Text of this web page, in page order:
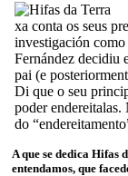
xa conta os seus
investigación como
Fernández decidiu
pai (e
Di que o seu
poder endereitalas.
do
A que se dedica
entendamos, que